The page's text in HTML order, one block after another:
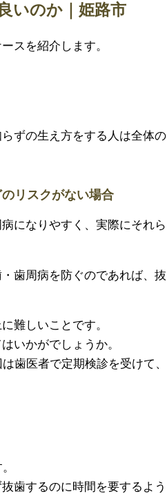
いのか｜姫路市
スを紹介します。
ずの生え方をする人は全体の
リスクがない場合
になりやすく、実際にそれら
歯周病を防ぐのであれば、抜
難しいことです。
いかがでしょうか。
歯医者で定期検診を受けて、
歯するのに時間を要するよう